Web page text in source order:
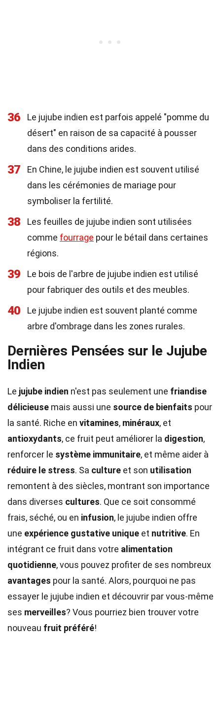
36
Le jujube indien est parfois appelé "pomme du
désert" en raison de sa capacité à pousser
dans des conditions arides.
37
En Chine, le jujube indien est souvent utilisé
dans les cérémonies de mariage pour
symboliser la fertilité.
38
Les feuilles de jujube indien sont utilisées
comme fourrage pour le bétail dans certaines
régions.
39
Le bois de l'arbre de jujube indien est utilisé
pour fabriquer des outils et des meubles.
40
Le jujube indien est souvent planté comme
arbre d'ombrage dans les zones rurales.
Dernières Pensées sur le Jujube
Indien
Le jujube indien n'est pas seulement une friandise
délicieuse mais aussi une source de bienfaits pour
la santé. Riche en vitamines, minéraux, et
antioxydants, ce fruit peut améliorer la digestion,
renforcer le système immunitaire, et même aider à
réduire le stress. Sa culture et son utilisation
remontent à des siècles, montrant son importance
dans diverses cultures. Que ce soit consommé
frais, séché, ou en infusion, le jujube indien offre
une expérience gustative unique et nutritive. En
intégrant ce fruit dans votre alimentation
quotidienne, vous pouvez profiter de ses nombreux
avantages pour la santé. Alors, pourquoi ne pas
essayer le jujube indien et découvrir par vous-même
ses merveilles? Vous pourriez bien trouver votre
nouveau fruit préféré!